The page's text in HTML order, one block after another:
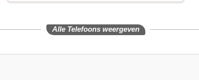
Alle Telefoons weergeven